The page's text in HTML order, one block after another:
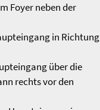
Foyer neben der
in Richtung
über die
rechts vor den